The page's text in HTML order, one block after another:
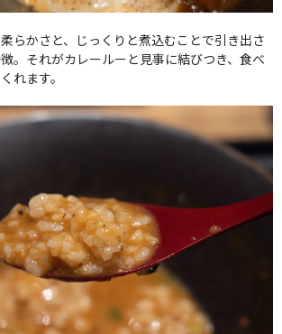
らかさと、じっくりと煮込むことで引き出さ
。それがカレールーと見事に結びつき、食べ
れます。